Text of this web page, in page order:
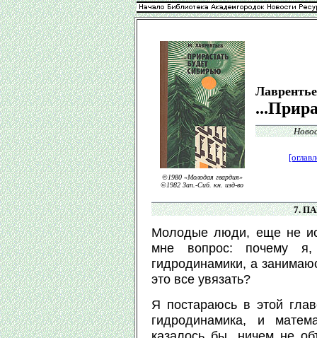
©1980 «Молодая гвардия»
©1982 Зап.-Сиб. кн. изд-во
7.
Молодые люди, еще не
мне вопрос: почему я,
гидродинамики, а
это все увязать?
Я постараюсь в этой
гидродинамика, и